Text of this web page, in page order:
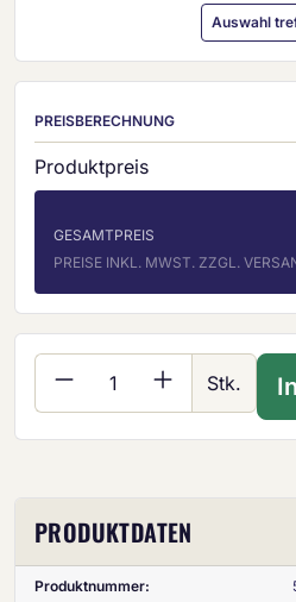
Auswahl
PREISBERECHNUNG
Produktpreis
GESAMTPREIS
PREISE INKL. MWST. ZZGL.
Produkt Anzahl:
Stk.
PRODUKTDATEN
Produktnummer: